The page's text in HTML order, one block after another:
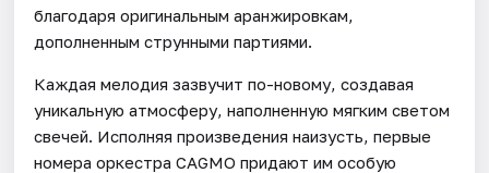
благодаря оригинальным аранжировкам,
дополненным струнными партиями.
Каждая мелодия зазвучит по-новому, создавая
уникальную атмосферу, наполненную мягким светом
свечей. Исполняя произведения наизусть, первые
номера оркестра CAGMO придают им особую